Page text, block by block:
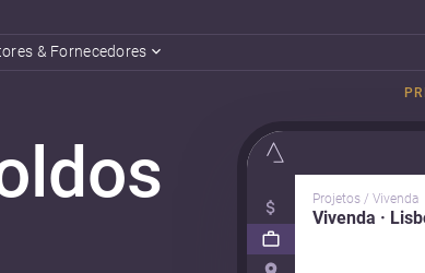
& Fornecedores
Projetos / Vivenda
Vivenda ·